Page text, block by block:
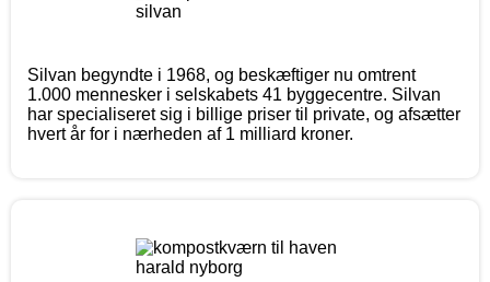
Silvan begyndte i 1968, og beskæftiger nu omtrent
1.000 mennesker i selskabets 41 byggecentre. Silvan
har specialiseret sig i billige priser til private, og afsætter
hvert år for i nærheden af 1 milliard kroner.